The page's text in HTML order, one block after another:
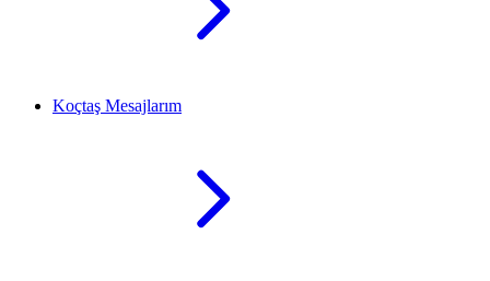
Koçtaş Mesajlarım